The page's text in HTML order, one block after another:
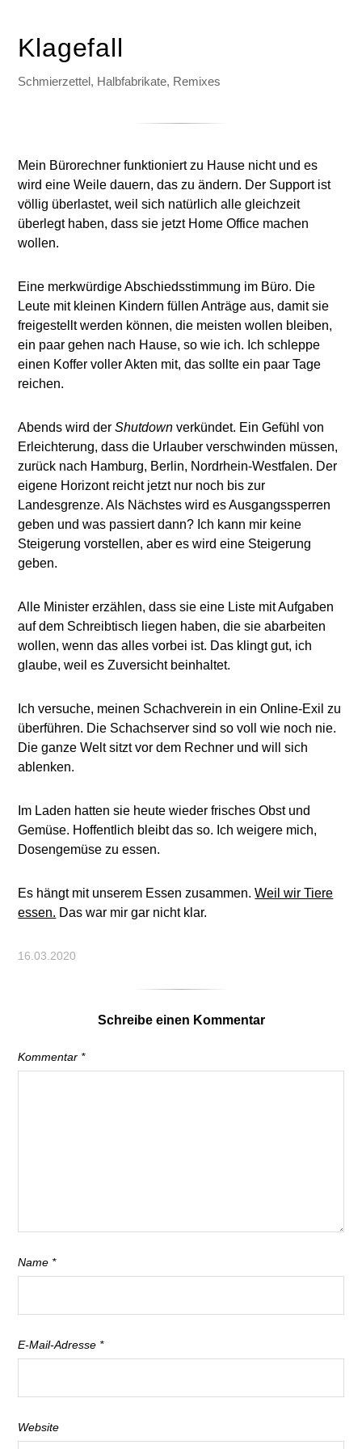
Klagefall
Schmierzettel, Halbfabrikate, Remixes
Mein Bürorechner funktioniert zu Hause nicht und es
wird eine Weile dauern, das zu ändern. Der Support ist
völlig überlastet, weil sich natürlich alle gleichzeit
überlegt haben, dass sie jetzt Home Office machen
wollen.
Eine merkwürdige Abschiedsstimmung im Büro. Die
Leute mit kleinen Kindern füllen Anträge aus, damit sie
freigestellt werden können, die meisten wollen bleiben,
ein paar gehen nach Hause, so wie ich. Ich schleppe
einen Koffer voller Akten mit, das sollte ein paar Tage
reichen.
Abends wird derShutdown verkündet. Ein Gefühl von
Erleichterung, dass die Urlauber verschwinden müssen,
zurück nach Hamburg, Berlin, Nordrhein-Westfalen. Der
eigene Horizont reicht jetzt nur noch bis zur
Landesgrenze. Als Nächstes wird es Ausgangssperren
geben und was passiert dann? Ich kann mir keine
Steigerung vorstellen, aber es wird eine Steigerung
geben.
Alle Minister erzählen, dass sie eine Liste mit Aufgaben
auf dem Schreibtisch liegen haben, die sie abarbeiten
wollen, wenn das alles vorbei ist. Das klingt gut, ich
glaube, weil es Zuversicht beinhaltet.
Ich versuche, meinen Schachverein in ein Online-Exil zu
überführen. Die Schachserver sind so voll wie noch nie.
Die ganze Welt sitzt vor dem Rechner und will sich
ablenken.
Im Laden hatten sie heute wieder frisches Obst und
Gemüse. Hoffentlich bleibt das so. Ich weigere mich,
Dosengemüse zu essen.
Es hängt mit unserem Essen zusammen.Weil wir Tiere
essen. Das war mir gar nicht klar.
16.03.2020
Schreibe einen Kommentar
Kommentar *
Name *
E-Mail-Adresse *
Website